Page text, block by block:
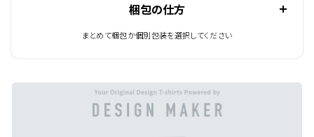
梱包の仕方
まとめて梱包か個別包装を選択してください